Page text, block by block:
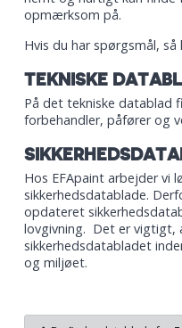
opmærksom på.
Hvis du har spørgsmål,
TEKNISKE
På det tekniske datablad
forbehandler, påfører og
Hos EFApaint arbejder vi
sikkerhedsdatablade.
opdateret
lovgivning. Det er vigtigt,
sikkerhedsdatabladet
og miljøet.